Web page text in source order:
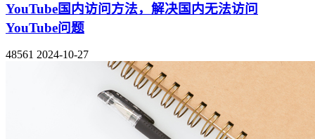
YouTube国内访问方法，解决国内无法访问
YouTube问题
48561 2024-10-27